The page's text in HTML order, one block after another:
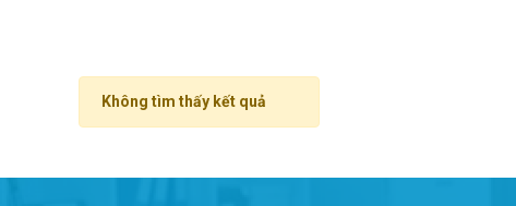
SỬA CHỮA MÁY IN
DỊCH VỤ THIẾT BỊ VĂN
Không tìm thấy kết quả